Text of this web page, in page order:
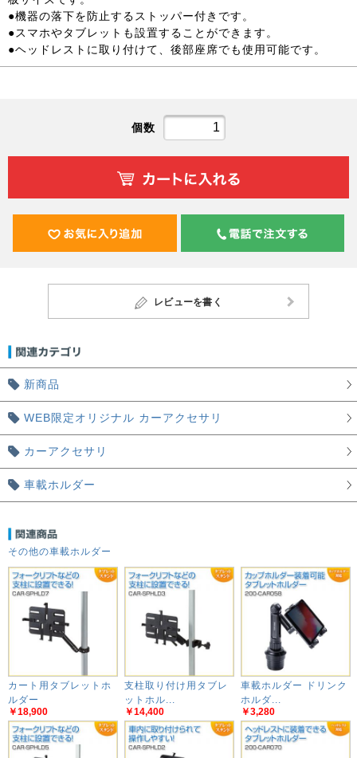
●機器の落下を防止するストッパー付きです。
●スマホやタブレットも設置することができます。
●ヘッドレストに取り付けて、後部座席でも使用可能です。
個数
レビューを書く
新商品
WEB限定オリジナル カーアクセサリ
カーアクセサリ
車載ホルダー
その他の車載ホルダー
カート用タブレットホ
ルダー
￥18,900
支柱取り付け用タブレ
ットホル...
￥14,400
車載ホルダー ドリンク
ホルダ...
￥3,280